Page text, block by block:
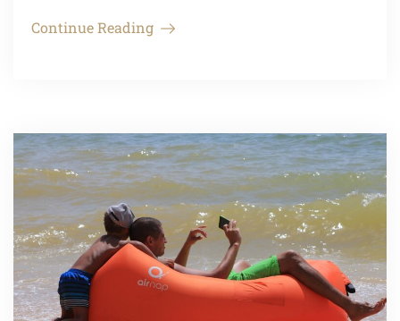
Continue Reading